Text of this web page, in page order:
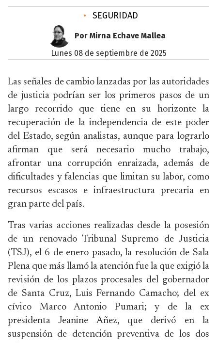
• SEGURIDAD
Por Mirna Echave Mallea
lunes 08 de septiembre de 2025
Las señales de cambio lanzadas por las autoridades
de justicia podrían ser los primeros pasos de un
largo recorrido que tiene en su horizonte la
recuperación de la independencia de este poder
del Estado, según analistas, aunque para lograrlo
afirman que será necesario mucho trabajo,
afrontar una corrupción enraizada, además de
dificultades y falencias que limitan su labor, como
recursos escasos e infraestructura precaria en
gran parte del país.
Tras varias acciones realizadas desde la posesión
de un renovado Tribunal Supremo de Justicia
(TSJ), el 6 de enero pasado, la resolución de Sala
Plena que más llamó la atención fue la que exigió la
revisión de los plazos procesales del gobernador
de Santa Cruz, Luis Fernando Camacho; del ex
cívico Marco Antonio Pumari; y de la ex
presidenta Jeanine Añez, que derivó en la
suspensión de detención preventiva de los dos